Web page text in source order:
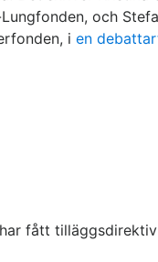
och
i en
fått